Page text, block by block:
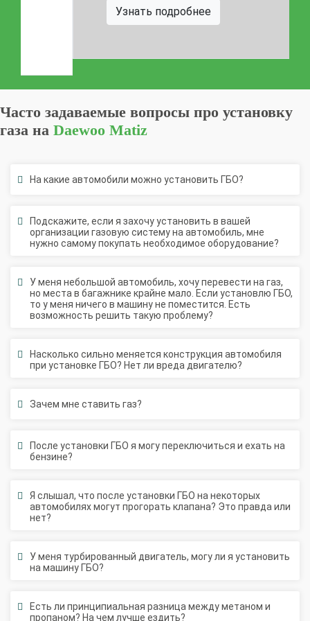
Узнать подробнее
Часто задаваемые вопросы про установку
газа наDaewoo Matiz
организации газовую систему на автомобиль, мне
нужно самому покупать необходимое оборудование?
но места в багажнике крайне мало. Если установлю ГБО,
то у меня ничего в машину не поместится. Есть
возможность решить такую проблему?
при установке ГБО? Нет ли вреда двигателю?
бензине?
автомобилях могут прогорать клапана? Это правда или
нет?
на машину ГБО?
пропаном? На чем лучше ездить?